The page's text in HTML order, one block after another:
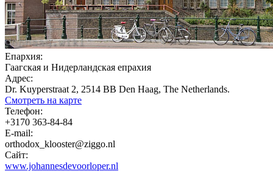
Епархия:
Гаагская и Нидерландская епрахия
Адрес:
Dr. Kuyperstraat 2, 2514 BB Den Haag, The Netherlands.
Смотреть на карте
Телефон:
+3170 363-84-84
E-mail:
orthodox_klooster@ziggo.nl
Сайт:
www.johannesdevoorloper.nl